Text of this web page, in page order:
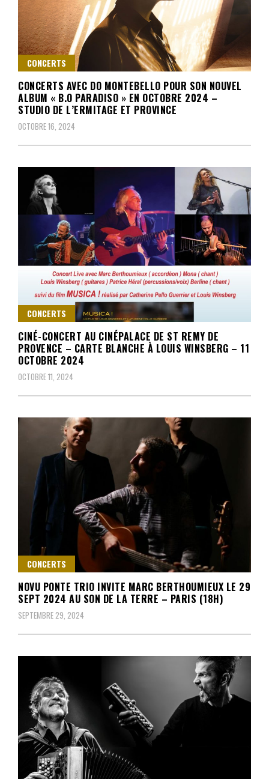
CONCERTS
CONCERTS AVEC DO MONTEBELLO POUR SON NOUVEL
ALBUM « B.O PARADISO » EN OCTOBRE 2024 –
STUDIO DE L’ERMITAGE ET PROVINCE
OCTOBRE 16, 2024
CONCERTS
CINÉ-CONCERT AU CINÉPALACE DE ST REMY DE
PROVENCE – CARTE BLANCHE À LOUIS WINSBERG – 11
OCTOBRE 2024
OCTOBRE 11, 2024
CONCERTS
NOVU PONTE TRIO INVITE MARC BERTHOUMIEUX LE 29
SEPT 2024 AU SON DE LA TERRE – PARIS (18H)
SEPTEMBRE 29, 2024